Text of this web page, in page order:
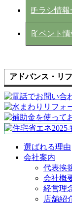
チラシ情
イベント
アドバンス・リ
選ばれる理由
会社案内
代表挨
会社概
経営理
店舗紹